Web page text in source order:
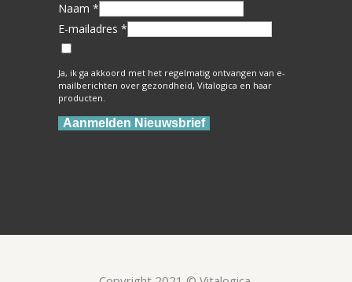
Naam *
E-mailadres *
Ja, ik ga akkoord met het regelmatig ontvangen van e-
mailberichten over gezondheid, Vitalogica en haar
producten.
Aanmelden Nieuwsbrief